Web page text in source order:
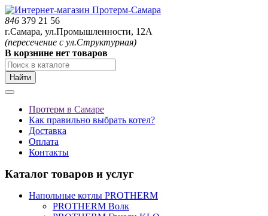
846 379 21 56
г.Самара, ул.Промышленности, 12А
(пересечение с ул.Структурная)
В корзнине нет товаров
Найти
Протерм в Самаре
Как правильно выбрать котел?
Доставка
Оплата
Контакты
Каталог товаров и услуг
Напольные котлы PROTHERM
PROTHERM Волк